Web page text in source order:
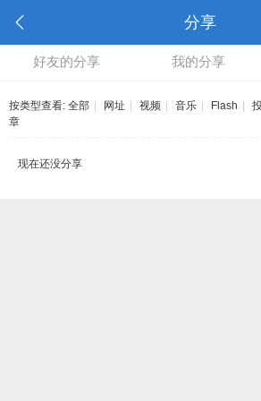
分享
好友的分享 我的分享
按类型查看: 全部 网址 视频 音乐 Flash
章
现在还没分享